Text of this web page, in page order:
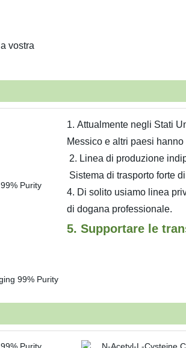
vostra
1. Attualmente negli Stati
Messico e altri paesi
2. Linea di produzione
Sistema di trasporto forte
4. Di solito usiamo linea
di dogana professionale.
5. Supportare le